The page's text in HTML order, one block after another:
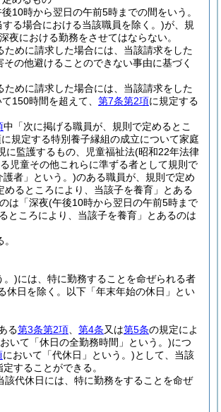
10時から翌日の午前5時までの間をいう。
る場合における当該職員を除く。)が、規
における勤務をさせてはならない。
めに請求した場合には、当該請求をした
その他避けることのできない事由に基づく
めに請求した場合には、当該請求をした
150時間を超えて、 第7条第2項に規定する
中「次に掲げる職員が、規則で定めるとこ
規定する特別養子縁組の成立について家庭
に監護するもの、児童福祉法(昭和22年法律
児童その他これらに準ずる者として規則で
護者」という。)のある職員が、規則で定め
るところにより、当該子を養育」とある
は「深夜(午後10時から翌日の午前5時まで
ところにより、当該子を養育」とあるのは
。)には、特に勤務することを命ぜられる者
休日を除く。以下「年末年始の休日」とい
る第3条第2項 第4条又は第5条の規定によ
いて「休日の全勤務時間」という。)につ
において「代休日」という。)として、当該
定することができる。
代休日には、特に勤務をすることを命ぜ